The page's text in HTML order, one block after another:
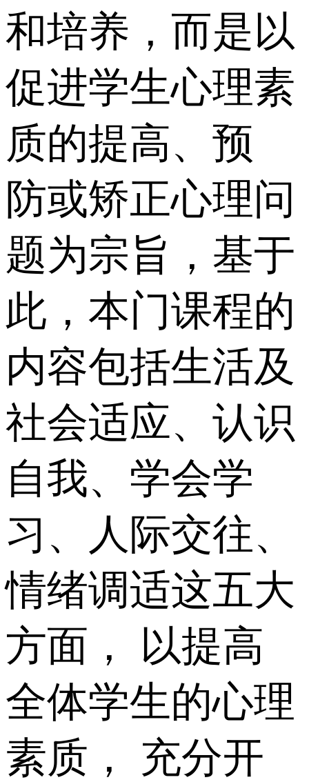
和培养，而是以
促进学生心理素
质的提高、预
防或矫正心理问
题为宗旨，基于
此，本门课程的
内容包括生活及
社会适应、认识
自我、学会学
习、人际交往、
情绪调适这五大
方面， 以提高
全体学生的心理
素质， 充分开